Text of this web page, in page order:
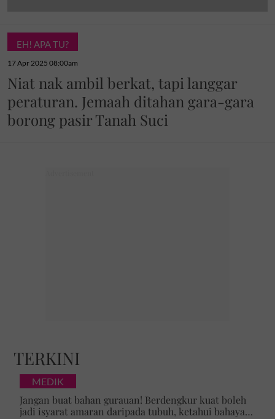
EH! APA TU?
17 Apr 2025 08:00am
Niat nak ambil berkat, tapi langgar
peraturan. Jemaah ditahan gara-gara
borong pasir Tanah Suci
TERKINI
MEDIK
Jangan buat bahan gurauan! Berdengkur kuat boleh
jadi isyarat amaran daripada tubuh, ketahui bahaya